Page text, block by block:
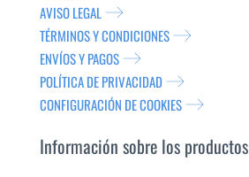
AVISO LEGAL
TÉRMINOS Y CONDICIONES
ENVÍOS Y PAGOS
POLÍTICA DE PRIVACIDAD
CONFIGURACIÓN DE COOKIES
Información sobre los productos